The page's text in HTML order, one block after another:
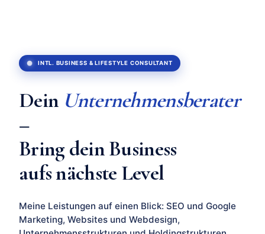
Dein Unternehmensberater
–
Bring dein Business
aufs nächste Level
Meine Leistungen auf einen Blick: SEO und Google
Marketing, Websites und Webdesign,